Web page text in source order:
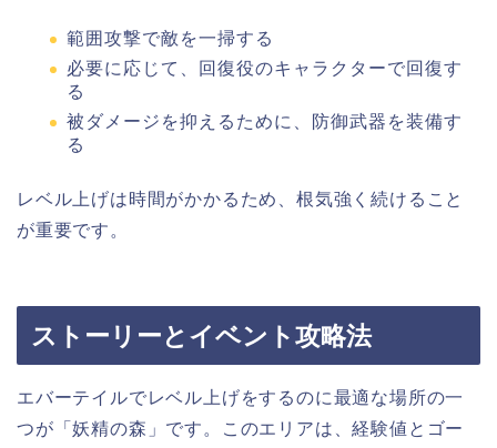
範囲攻撃で敵を一掃する
必要に応じて、回復役のキャラクターで回復す
る
被ダメージを抑えるために、防御武器を装備す
る
レベル上げは時間がかかるため、根気強く続けること
が重要です。
ストーリーとイベント攻略法
エバーテイルでレベル上げをするのに最適な場所の一
つが「妖精の森」です。このエリアは、経験値とゴー